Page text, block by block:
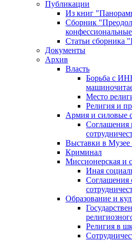
Публикации
Из книг
Сборник
Статьи сборника
Документы
Архив
Власть
Борьба с
Место
Религия и
Армия и силовые
Соглашения
Выставки в
Криминал
Миссионерская и
Иная
Соглашения
Образование и
Религия в